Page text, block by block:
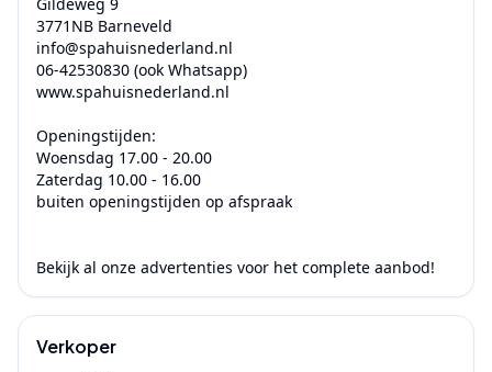
3771NB Barneveld
info@spahuisnederland.nl
06-42530830 (ook Whatsapp)
www.spahuisnederland.nl
Openingstijden:
Woensdag 17.00 - 20.00
Zaterdag 10.00 - 16.00
buiten openingstijden op afspraak
Verkoper